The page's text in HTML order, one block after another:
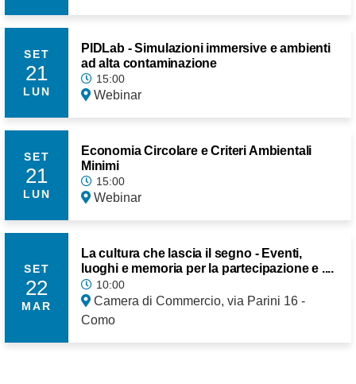
SET
21
LUN
PIDLab - Simulazioni immersive e ambienti
ad alta contaminazione
15:00
Webinar
SET
21
LUN
Economia Circolare e Criteri Ambientali
Minimi
15:00
Webinar
SET
22
MAR
La cultura che lascia il segno - Eventi,
luoghi e memoria per la partecipazione e ....
10:00
Camera di Commercio, via Parini 16 -
Como